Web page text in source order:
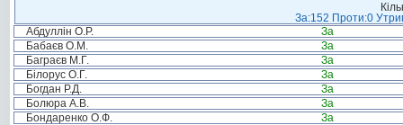
За:152 Проти:0
Абдуллін О.Р.
За
Бабаєв О.М.
За
Баграєв М.Г.
За
Білорус О.Г.
За
Богдан Р.Д.
За
Болюра А.В.
За
Бондаренко О.Ф.
За